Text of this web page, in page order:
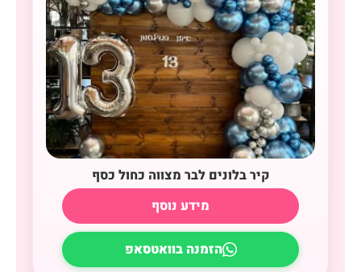
קיר בלונים לבר מצווה כחול כסף
מידע נוסף
הזמנה בוואטסאפ